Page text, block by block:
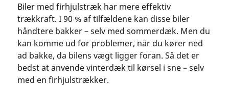
Biler med firhjulstræk har mere effektiv
trækkraft. I 90 % af tilfældene kan disse biler
håndtere bakker – selv med sommerdæk. Men du
kan komme ud for problemer, når du kører ned
ad bakke, da bilens vægt ligger foran. Så det er
bedst at anvende vinterdæk til kørsel i sne – selv
med en firhjulstrækker.